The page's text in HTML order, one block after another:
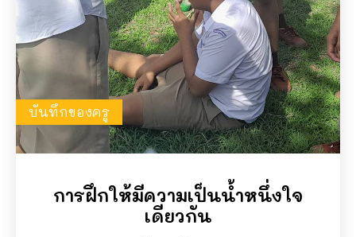
บันทึกของครู
การฝึกให้มีความเป็นน้ำหนึ่งใจ
เดียวกัน